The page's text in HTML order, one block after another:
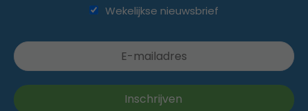
Wekelijkse nieuwsbrief